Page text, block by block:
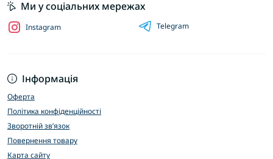
Інформація
Оферта
Політика конфіденційності
Зворотній зв’язок
Повернення товару
Карта сайту
Ми у соціальних мережах
Instagram Telegram